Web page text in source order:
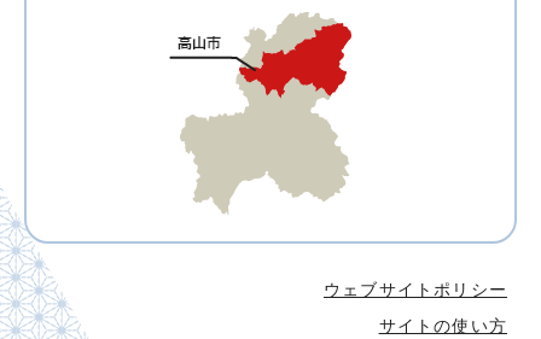
ウェブサイトポリシー
サイトの使い方